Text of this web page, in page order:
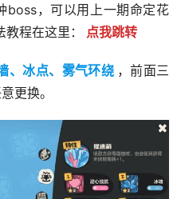
boss，可以用上一期命定花
程在这里： 点我跳转
、冰点、雾气环绕 ，前面三
更换。